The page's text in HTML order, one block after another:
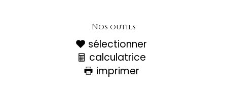
Nos outils
sélectionner
calculatrice
imprimer